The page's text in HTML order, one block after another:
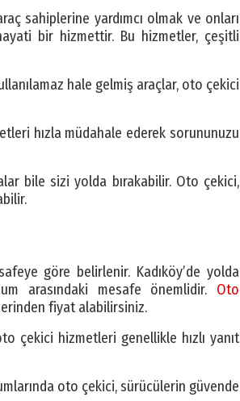
sahiplerine yardımcı olmak ve onları
bir hizmettir. Bu hizmetler, çeşitli
hale gelmiş araçlar, oto çekici
hızla müdahale ederek sorununuzu
bile sizi yolda bırakabilir. Oto çekici,
göre belirlenir. Kadıköy’de yolda
arasındaki mesafe önemlidir. Oto
fiyat alabilirsiniz.
çekici hizmetleri genellikle hızlı yanıt
oto çekici, sürücülerin güvende